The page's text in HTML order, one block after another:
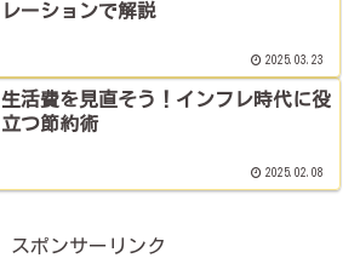
レーションで解説
2025.03.23
生活費を見直そう！インフレ時代に役
立つ節約術
2025.02.08
スポンサーリンク